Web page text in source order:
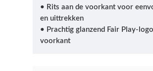
• Rits aan de voorkant voor
en uittrekken
• Prachtig glanzend Fair Play-
voorkant